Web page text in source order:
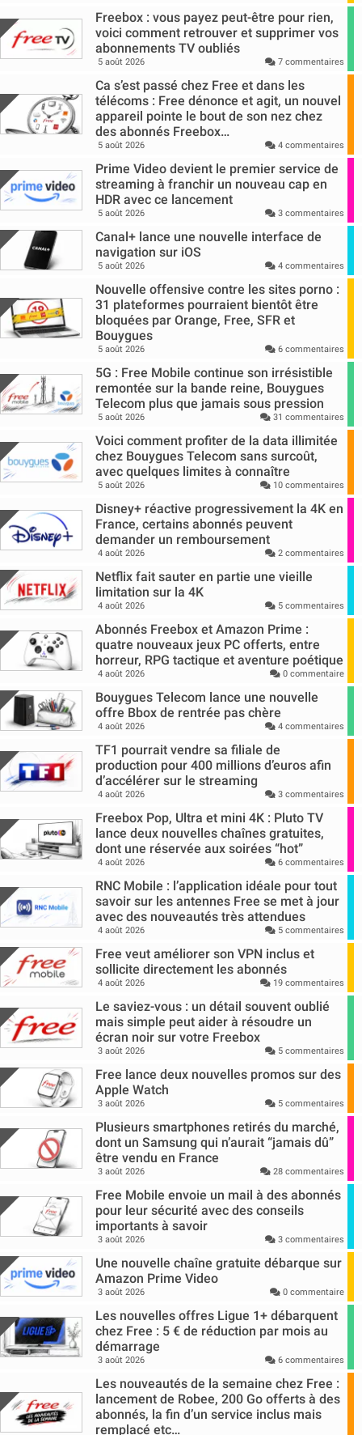
Freebox : vous payez peut-être pour rien,
voici comment retrouver et supprimer vos
abonnements TV oubliés
5 août 2026 7 commentaires
Ca s’est passé chez Free et dans les
télécoms : Free dénonce et agit, un nouvel
appareil pointe le bout de son nez chez
des abonnés Freebox…
5 août 2026 4 commentaires
Prime Video devient le premier service de
streaming à franchir un nouveau cap en
HDR avec ce lancement
5 août 2026 3 commentaires
Canal+ lance une nouvelle interface de
navigation sur iOS
5 août 2026 4 commentaires
Nouvelle offensive contre les sites porno :
31 plateformes pourraient bientôt être
bloquées par Orange, Free, SFR et
Bouygues
5 août 2026 6 commentaires
5G : Free Mobile continue son irrésistible
remontée sur la bande reine, Bouygues
Telecom plus que jamais sous pression
5 août 2026 31 commentaires
Voici comment profiter de la data illimitée
chez Bouygues Telecom sans surcoût,
avec quelques limites à connaître
5 août 2026 10 commentaires
Disney+ réactive progressivement la 4K en
France, certains abonnés peuvent
demander un remboursement
4 août 2026 2 commentaires
Netflix fait sauter en partie une vieille
limitation sur la 4K
4 août 2026 5 commentaires
Abonnés Freebox et Amazon Prime :
quatre nouveaux jeux PC offerts, entre
horreur, RPG tactique et aventure poétique
4 août 2026 0 commentaire
Bouygues Telecom lance une nouvelle
offre Bbox de rentrée pas chère
4 août 2026 4 commentaires
TF1 pourrait vendre sa filiale de
production pour 400 millions d’euros afin
d’accélérer sur le streaming
4 août 2026 3 commentaires
Freebox Pop, Ultra et mini 4K : Pluto TV
lance deux nouvelles chaînes gratuites,
dont une réservée aux soirées “hot”
4 août 2026 6 commentaires
RNC Mobile : l’application idéale pour tout
savoir sur les antennes Free se met à jour
avec des nouveautés très attendues
4 août 2026 5 commentaires
Free veut améliorer son VPN inclus et
sollicite directement les abonnés
4 août 2026 19 commentaires
Le saviez-vous : un détail souvent oublié
mais simple peut aider à résoudre un
écran noir sur votre Freebox
3 août 2026 5 commentaires
Free lance deux nouvelles promos sur des
Apple Watch
3 août 2026 5 commentaires
Plusieurs smartphones retirés du marché,
dont un Samsung qui n’aurait “jamais dû”
être vendu en France
3 août 2026 28 commentaires
Free Mobile envoie un mail à des abonnés
pour leur sécurité avec des conseils
importants à savoir
3 août 2026 3 commentaires
Une nouvelle chaîne gratuite débarque sur
Amazon Prime Video
3 août 2026 0 commentaire
Les nouvelles offres Ligue 1+ débarquent
chez Free : 5 € de réduction par mois au
démarrage
3 août 2026 6 commentaires
Les nouveautés de la semaine chez Free :
lancement de Robee, 200 Go offerts à des
abonnés, la fin d’un service inclus mais
remplacé etc…